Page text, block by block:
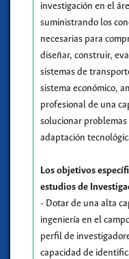
investigación en el
suministrando los
necesarias para
diseñar, construir,
sistemas de
sistema económico,
profesional de una
solucionar
adaptación
Los objetivos
estudios de
- Dotar de una alta
ingeniería en el
perfil de
capacidad de